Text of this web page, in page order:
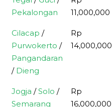
Pekalongan
11,000,000
Cilacap /
Purwokerto /
Pangandaran
/ Dieng
Rp
14,000,000
Jogja /Solo /
Semarang
Rp
16,000,000